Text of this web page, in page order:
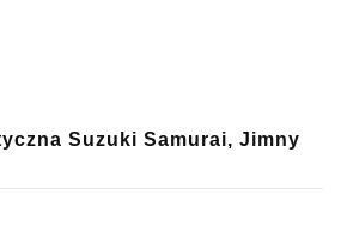
Suzuki Samurai, Jimny